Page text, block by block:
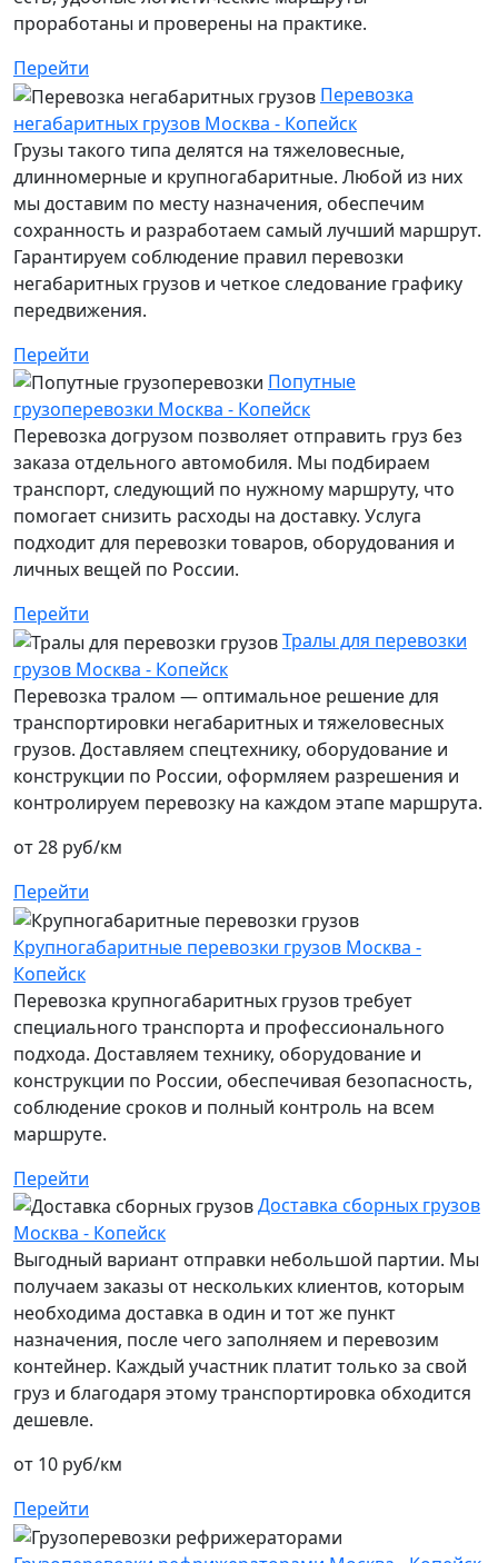
проработаны и проверены на практике.
Перейти
Перевозка
негабаритных грузов Москва - Копейск
Грузы такого типа делятся на тяжеловесные,
длинномерные и крупногабаритные. Любой из них
мы доставим по месту назначения, обеспечим
сохранность и разработаем самый лучший маршрут.
Гарантируем соблюдение правил перевозки
негабаритных грузов и четкое следование графику
передвижения.
Перейти
Попутные
грузоперевозки Москва - Копейск
Перевозка догрузом позволяет отправить груз без
заказа отдельного автомобиля. Мы подбираем
транспорт, следующий по нужному маршруту, что
помогает снизить расходы на доставку. Услуга
подходит для перевозки товаров, оборудования и
личных вещей по России.
Перейти
Тралы для перевозки
грузов Москва - Копейск
Перевозка тралом — оптимальное решение для
транспортировки негабаритных и тяжеловесных
грузов. Доставляем спецтехнику, оборудование и
конструкции по России, оформляем разрешения и
контролируем перевозку на каждом этапе маршрута.
от 28 руб/км
Перейти
Крупногабаритные перевозки грузов Москва -
Копейск
Перевозка крупногабаритных грузов требует
специального транспорта и профессионального
подхода. Доставляем технику, оборудование и
конструкции по России, обеспечивая безопасность,
соблюдение сроков и полный контроль на всем
маршруте.
Перейти
Доставка сборных грузов
Москва - Копейск
Выгодный вариант отправки небольшой партии. Мы
получаем заказы от нескольких клиентов, которым
необходима доставка в один и тот же пункт
назначения, после чего заполняем и перевозим
контейнер. Каждый участник платит только за свой
груз и благодаря этому транспортировка обходится
дешевле.
от 10 руб/км
Перейти